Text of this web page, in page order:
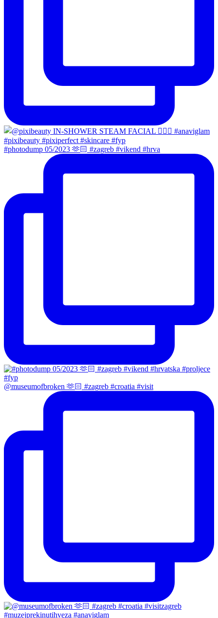
#photodump 05/2023 🫶🏻 #zagreb #vikend #hrva
@museumofbroken 🫶🏻 #zagreb #croatia #visit